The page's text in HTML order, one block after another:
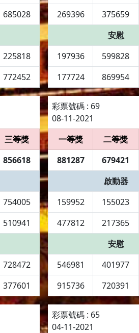
685028
225818
772452
269396
375659
安慰
197936
599828
177724
869954
三等獎
856618
754005
510941
728472
377601
彩票號碼 : 69
08-11-2021
一等獎
二等獎
881287
679421
啟動器
159952
155023
477812
217365
安慰
546981
401977
915736
720391
彩票號碼 : 65
04-11-2021